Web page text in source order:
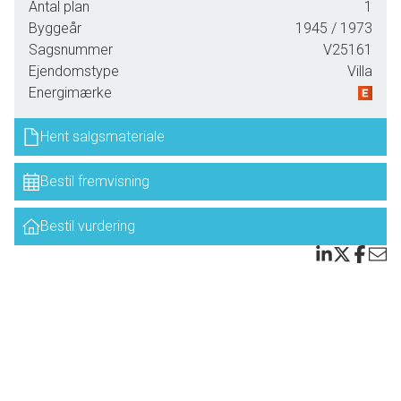
Østersøen, og få km til populært område med badestrand
og bådophaler plads ved "Borgnæs". Det hele i
cykelafstand.
Boligen trænger indvendig til en "kærlig hånd" - og der må
derfor påregnes en del istandsættelse, men for den rette,
en god mulighed for at en god bolig.
Der en hyggelig have med træer og et stort
udhus/brændeskur, carport, samt stor udestue med god
udsyn til naturen.
En spændende ejendommen "håndværker tilbud" i naturen.
Antal plan
1
Byggeår
1945 / 1973
Sagsnummer
V25161
Ejendomstype
Villa
Energimærke
Hent salgsmateriale
Bestil fremvisning
Bestil vurdering